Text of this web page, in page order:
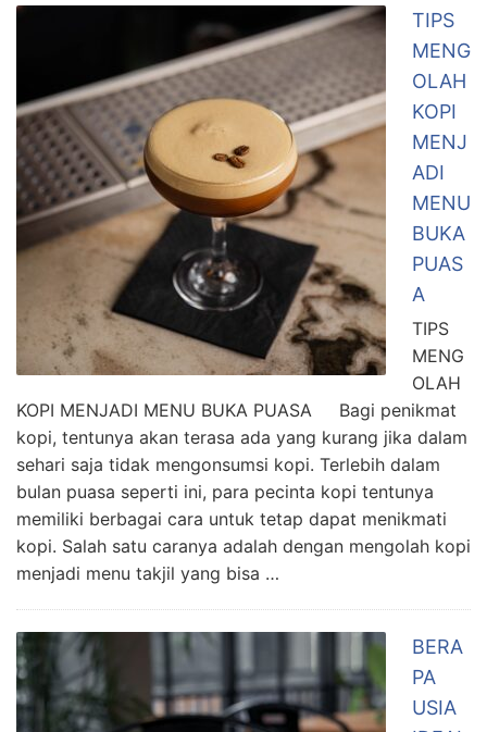
TIPS
MENG
OLAH
KOPI
MENJ
ADI
MENU
BUKA
PUAS
A
TIPS
MENG
OLAH
KOPI MENJADI MENU BUKA PUASA Bagi penikmat
kopi, tentunya akan terasa ada yang kurang jika dalam
sehari saja tidak mengonsumsi kopi. Terlebih dalam
bulan puasa seperti ini, para pecinta kopi tentunya
memiliki berbagai cara untuk tetap dapat menikmati
kopi. Salah satu caranya adalah dengan mengolah kopi
menjadi menu takjil yang bisa …
BERA
PA
USIA